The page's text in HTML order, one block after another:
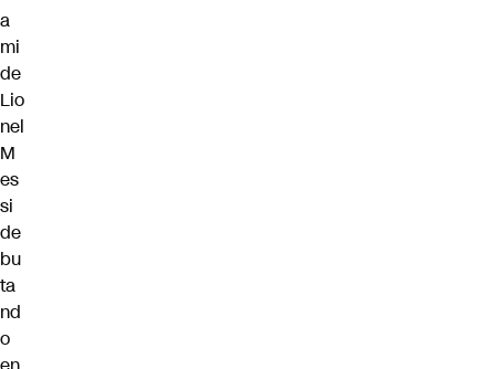
a
mi
de
Lio
nel
M
es
si
de
bu
ta
nd
o